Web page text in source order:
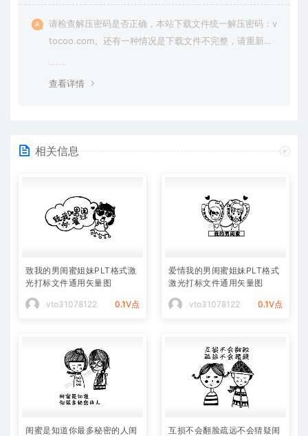
请检查解压密码是否正确，本站下载文件统一解压密码：v
tocoo.com。还有一种情况是下载文件不完整，请重新下
查看详情
相关信息
致我的男闺蜜姐妹PLT格式激
光打标文件通用矢量图
vto31078122 0.1V点
爱情我的男闺蜜姐妹PLT格式
激光打标文件通用矢量图
vto31078122 0.1V点
闺蜜是知道你最多秘密的人闺
互损不会翻脸疏远不会猜疑闺